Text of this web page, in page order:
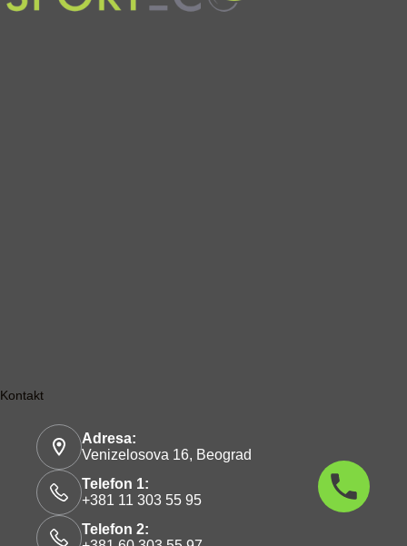
Kontakt
Adresa:
Venizelosova 16, Beograd
Telefon 1:
+381 11 303 55 95
Telefon 2: